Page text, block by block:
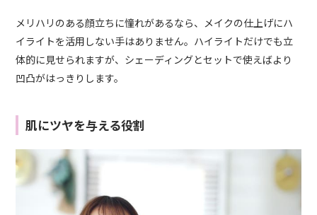
メリハリのある顔立ちに憧れがあるなら、メイクの仕上げにハ
イライトを活用しない手はありません。ハイライトだけでも立
体的に見せられますが、シェーディングとセットで使えばより
凹凸がはっきりします。
肌にツヤを与える役割